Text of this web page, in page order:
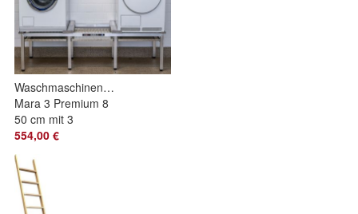
Waschmaschinenuntergestell
Mara 3 Premium 8
50 cm mit 3
Auszügen
554,00 €